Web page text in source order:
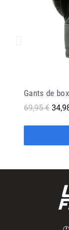
Gants de
69,95 €